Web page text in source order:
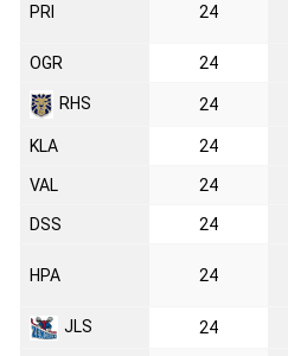
PRI 24
OGR 24
RHS 24
KLA 24
VAL 24
DSS 24
HPA 24
JLS 24